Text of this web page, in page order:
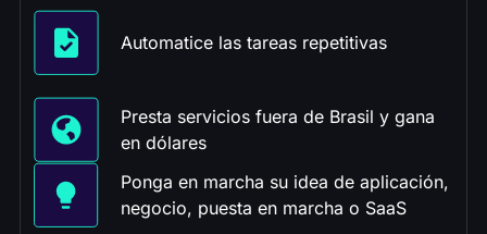
Automatice las tareas repetitivas
Presta servicios fuera de Brasil y gana
en dólares
Ponga en marcha su idea de aplicación,
negocio, puesta en marcha o SaaS